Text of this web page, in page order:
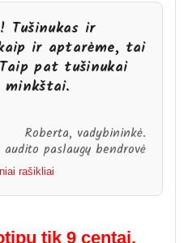
Tušinukas ir
ir aptarėme, tai
pat tušinukai
minkštai.
Roberta, vadybininkė.
paslaugų bendrovė
rašikliai
tik 9 centai.